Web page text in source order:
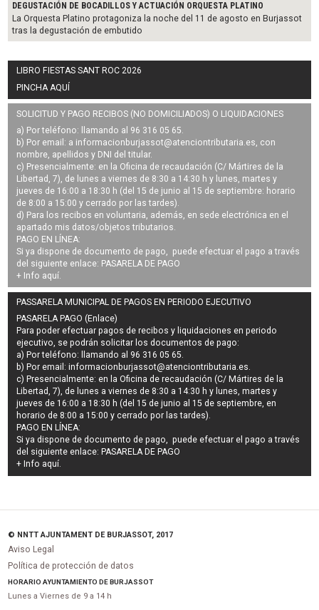
DEGUSTACIÓN DE BOCADILLOS Y ACTUACIÓN ORQUESTA PLATINO
La Orquesta Platino protagoniza la noche del 11 de agosto en Burjassot
tras la degustación de embutido
LIBRO FIESTAS SANT ROC 2026
PINCHA AQUÍ
SOLICITUD Y PAGO RECIBOS (NO DOMICILIADOS) O LIQUIDACIONES
a) Por teléfono: llamando al 96 316 05 65.
b) Por email: a informacionburjassot@atenciontributaria.es, con
nombre, apellidos y DNI del titular.
c) Presencialmente: en la Oficina de recaudación (C/ Mártires de la
Libertad, 7), de lunes a viernes de 8:30 a 14:30 h y lunes, martes y
jueves de 16:00 a 18:30 h (del 15 de junio al 15 de septiembre: horario
de 8:00 a 15:00 y cerrado por las tardes).
d) Para los recibos en voluntaria, además, en sede electrónica en el
apartado mis datos/objetos tributarios.
PAGO EN LÍNEA:
Si ya dispone de documento de pago, puede efectuar el pago a través
del siguiente enlace: PASARELA DE PAGO
+ Info aquí.
PASSARELA MUNICIPAL DE PAGOS EN PERIODO EJECUTIVO
PASARELA PAGO (Enlace)
Para poder efectuar pagos derecibos y liquidaciones en periodo
ejecutivo, se podrán solicitar los documentos de pago:
a) Por teléfono: llamando al 96 316 05 65.
b) Por email:informacionburjassot@atenciontributaria.es.
c) Presencialmente: en la Oficina de recaudación (C/ Mártires de la
Libertad, 7), de lunes a viernes de 8:30 a 14:30 h y lunes, martes y
jueves de 16:00 a 18:30 h (del 15 de junio al 15 de septiembre, en
horario de 8:00 a 15:00 y cerrado por las tardes).
PAGO EN LÍNEA:
Si ya dispone de documento de pago, puede efectuar el pago a través
del siguiente enlace: PASARELA DE PAGO
+ Info aquí.
© NNTT AJUNTAMENT DE BURJASSOT, 2017
Aviso Legal
Política de protección de datos
HORARIO AYUNTAMIENTO DE BURJASSOT
Lunes a Viernes de 9 a 14 h